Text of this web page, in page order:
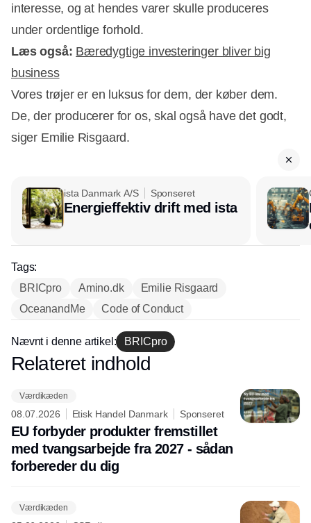
interesse, og at hendes varer skulle produceres
under ordentlige forhold.
Læs også: Bæredygtige investeringer bliver big
business
Vores trøjer er en luksus for dem, der køber dem.
De, der producerer for os, skal også have det godt,
siger Emilie Risgaard.
ista Danmark A/S Sponseret
Energieffektiv drift med ista
Tags:
BRICpro
Amino.dk
Emilie Risgaard
OceanandMe
Code of Conduct
Nævnt i denne artikel: BRICpro
Annonce
Relateret indhold
Værdikæden
08.07.2026 Etisk Handel Danmark Sponseret
EU forbyder produkter fremstillet
med tvangsarbejde fra 2027 - sådan
forbereder du dig
Værdikæden